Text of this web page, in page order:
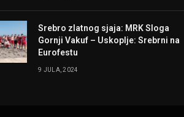
Srebro zlatnog sjaja: MRK Sloga
Gornji Vakuf – Uskoplje: Srebrni na
Eurofestu
9 JULA, 2024